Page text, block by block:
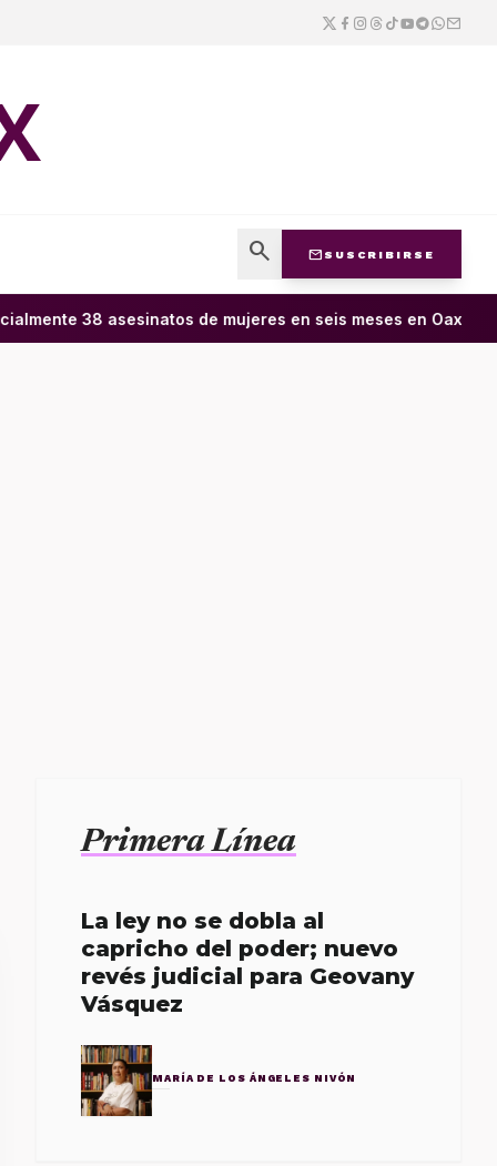
search mail SUSCRIBIRSE
38 asesinatos de mujeres en seis meses en Oaxaca;
Primera Línea
La ley no se dobla al
capricho del poder; nuevo
revés judicial para Geovany
Vásquez
MARÍA DE LOS ÁNGELES NIVÓN